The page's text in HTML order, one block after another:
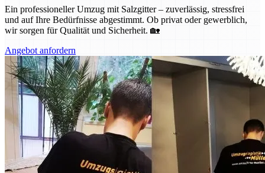
Ein professioneller Umzug mit Salzgitter – zuverlässig, stressfrei
und auf Ihre Bedürfnisse abgestimmt. Ob privat oder gewerblich,
wir sorgen für Qualität und Sicherheit. 🏡
Angebot anfordern